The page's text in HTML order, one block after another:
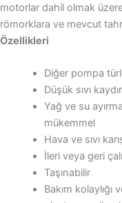
motorlar dahil olmak
römorklara ve mevcut
Özellikleri
Diğer pompa
Düşük sıvı
Yağ ve su
mükemmel
Hava ve sıvı
İleri veya geri
Taşınabilir
Bakım